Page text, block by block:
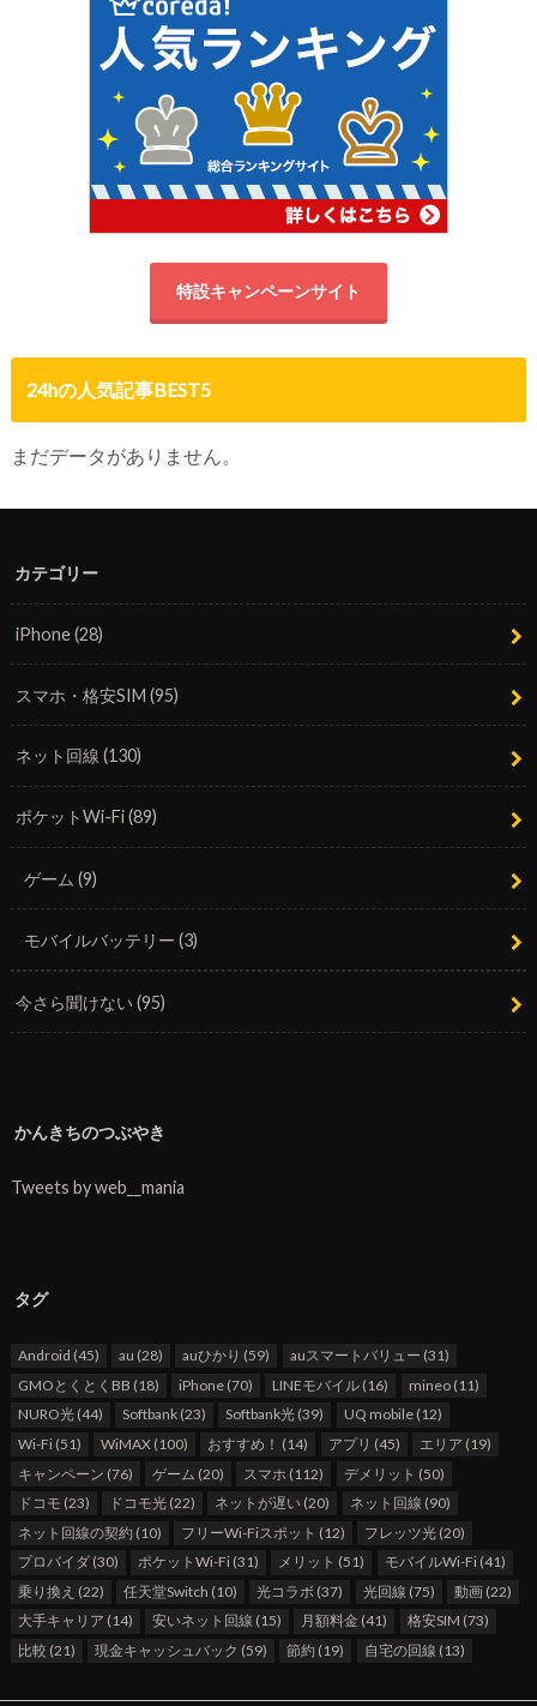
特設キャンペーンサイト
24hの人気記事BEST5
まだデータがありません。
カテゴリー
iPhone(28)
スマホ・格安SIM(95)
ネット回線(130)
ポケットWi-Fi(89)
ゲーム(9)
モバイルバッテリー(3)
今さら聞けない(95)
かんきちのつぶやき
Tweets by web__mania
タグ
Android (45) au (28) auひかり (59) auスマートバリュー (31)
GMOとくとくBB (18) iPhone (70) LINEモバイル (16) mineo(11)
NURO光(44) Softbank (23) Softbank光 (39) UQ mobile(12)
Wi-Fi(51) WiMAX (100) おすすめ！ (14) アプリ (45) エリア (19)
キャンペーン (76) ゲーム (20) スマホ (112) デメリット (50)
ドコモ (23) ドコモ光 (22) ネットが遅い (20) ネット回線 (90)
ネット回線の契約 (10) フリーWi-Fiスポット (12) フレッツ光 (20)
プロバイダ(30) ポケットWi-Fi (31) メリット (51) モバイルWi-Fi(41)
乗り換え (22) 任天堂Switch (10) 光コラボ (37) 光回線 (75) 動画(22)
大手キャリア (14) 安いネット回線 (15) 月額料金 (41) 格安SIM (73)
比較 (21) 現金キャッシュバック (59) 節約 (19) 自宅の回線 (13)